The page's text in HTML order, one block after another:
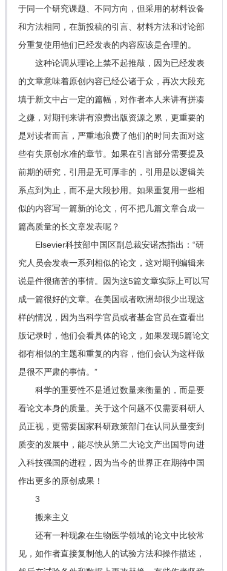
于同一个研究课题、不同方向，但采用的材料设备
和方法相同，在新投稿的引言、材料方法和讨论部
分重复使用他们已经发表的内容应该是合理的。
这种论调从理论上禁不起推敲，因为已经发表
的文章意味着原创内容已经公诸于众，再次大段充
填于新文中占一定的篇幅，对作者本人来讲有拼凑
之嫌，对期刊来讲有浪费出版资源之累，更重要的
是对读者而言，严重地浪费了他们的时间去面对这
些有失原创水准的章节。如果在引言部分需要提及
前期的研究，引用是无可厚非的，引用是以逻辑关
系点到为止，而不是大段抄用。如果重复用一些相
似的内容写一篇新的论文，何不把几篇文章合成一
篇高质量的长文章发表呢？
Elsevier科技部中国区副总裁安诺杰指出：“研
究人员会发表一系列相似的论文，这对期刊编辑来
说是件很痛苦的事情。因为这5篇文章实际上可以写
成一篇很好的文章。在美国或者欧洲却很少出现这
样的情况，因为当科学官员或者基金官员在查看出
版记录时，他们会看具体的论文，如果发现5篇论文
都有相似的主题和重复的内容，他们会认为这样做
是很不严肃的事情。”
科学的重要性不是通过数量来衡量的，而是要
看论文本身的质量。关于这个问题不仅需要科研人
员正视，更需要国家科研政策部门在认同从量变到
质变的发展中，能尽快从第二大论文产出国导向进
入科技强国的进程，因为当今的世界正在期待中国
作出更多的原创成果！
3
搬来主义
还有一种现象在生物医学领域的论文中比较常
见，如作者直接复制他人的试验方法和操作描述，